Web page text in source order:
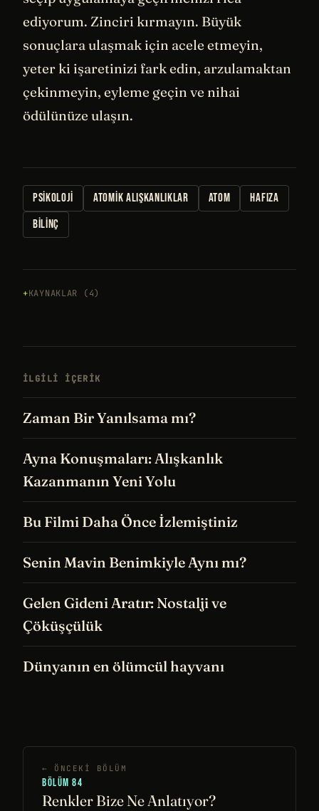
ediyorum. Zinciri kırmayın. Büyük
sonuçlara ulaşmak için acele etmeyin,
yeter ki işaretinizi fark edin, arzulamaktan
çekinmeyin, eyleme geçin ve nihai
ödülünüze ulaşın.
PSIKOLOJI ATOMIK ALIŞKANLIKLAR ATOM
HAFIZA
BILINÇ
KAYNAKLAR (4)
İLGILI IÇERIK
Zaman Bir Yanılsama mı?
Ayna Konuşmaları: Alışkanlık
Kazanmanın Yeni Yolu
Bu Filmi Daha Önce İzlemiştiniz
Senin Mavin Benimkiyle Aynı mı?
Gelen Gideni Aratır: Nostalji ve
Çöküşçülük
Dünyanın en ölümcül hayvanı
← ÖNCEKI BÖLÜM
BÖLÜM 84
Renkler Bize Ne Anlatıyor?